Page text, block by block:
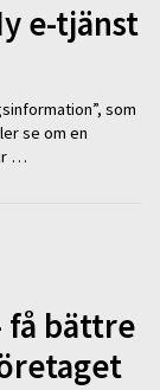
e-tjänst
som
se om en
…
få bättre